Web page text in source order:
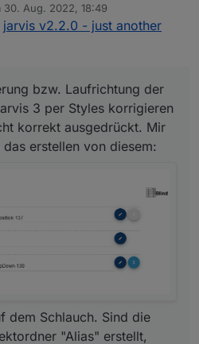
Mir geht es erst einmal um
von diesem:
auf dem Schlauch. Sind
im Objektordner "Alias"
hast du den Alias Manager
30. Aug. 2022, 18:49
von
jarvis v2.2.0 - just another
bzw. Laufrichtung der
3 per Styles korrigieren
korrekt ausgedrückt. Mir
erstellen von diesem:
dem Schlauch. Sind die
"Alias" erstellt,